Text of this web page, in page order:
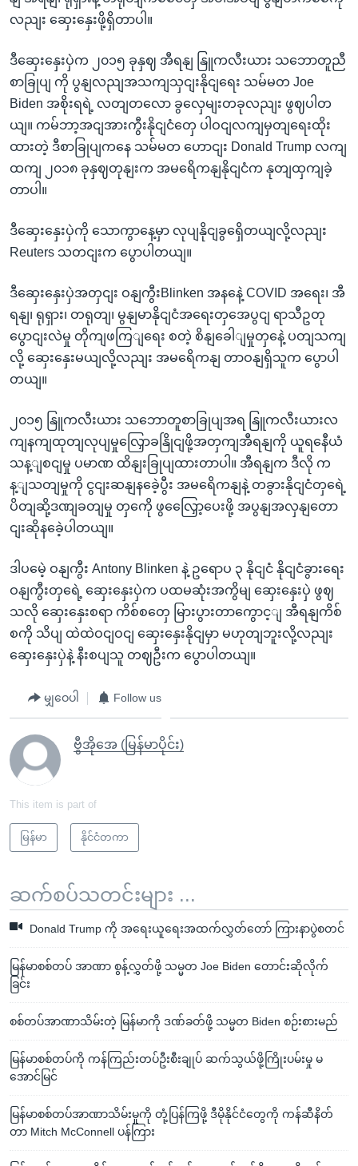
လညျး ဆှေးနှေးဖို့ရှိတာပါ။
ဒီဆှေးနှေးပှဲက ၂၀၁၅ ခုနှဈ အီရနျ နြူကလီးယား သဘောတူညီ
စာခြုပျ ကို ပွနျလညျအသကျသှငျးနိုငျရေး သမ်မတ Joe
Biden အစိုးရရဲ့ လတျတလော ခွလှေမျးတခုလညျး ဖွဈပါတ
ယျ။ ကမ်ဘာ့အငျအားကွီးနိုငျငံတှေ ပါဝငျလကျမှတျရေးထိုး
ထားတဲ့ ဒီစာခြုပျကနေ သမ်မတ ဟောငျး Donald Trump လကျ
ထကျ ၂၀၁၈ ခုနှဈတုနျးက အမရေိကနျနိုငျငံက နုတျထှကျခဲ့
တာပါ။
ဒီဆှေးနှေးပှဲကို သောကွာနေ့မှာ လုပျနိုငျခွရှေိတယျလို့လညျး
Reuters သတငျးက ပွောပါတယျ။
ဒီဆှေးနှေးပှဲအတှငျး ဝနျကွီးBlinken အနနေဲ့ COVID အရေး၊ အီ
ရနျ၊ ရုရှား၊ တရုတျ၊ မွနျမာနိုငျငံအရေးတှအေပွငျ ရာသီဥတု
ပွောငျးလဲမှု တိုကျဖကြျရေး စတဲ့ စိနျခေါျမှုတှနေဲ့ ပတျသကျ
လို့ ဆှေးနှေးမယျလို့လညျး အမရေိကနျ တာဝနျရှိသူက ပွောပါ
တယျ။
၂၀၁၅ နြူကလီးယား သဘောတူစာခြုပျအရ နြူကလီးယားလ
ကျနကျထုတျလုပျမှုလြှောခနြိုငျဖို့အတှကျအီရနျကို ယူရနေီယံ
သန့ျစငျမှု ပမာဏ ထိနျးခြုပျထားတာပါ။ အီရနျက ဒီလို က
န့ျသတျမှုကို ငွငျးဆနျနခေဲ့ပွီး အမရေိကနျနဲ့ တခွားနိုငျငံတှရေဲ့
ပိတျဆို့ဒဏျခတျမှု တှကေို ဖွလြှေော့ပေးဖို့ အပွနျအလှနျတော
ငျးဆိုနခေဲ့ပါတယျ။
ဒါပမေဲ့ ဝနျကွီး Antony Blinken နဲ့ ဥရောပ ၃ နိုငျငံ နိုငျငံခွားရေး
ဝနျကွီးတှရေဲ့ ဆှေးနှေးပှဲက ပထမဆုံးအကွိမျ ဆှေးနှေးပှဲ ဖွဈ
သလို ဆှေးနှေးစရာ ကိစ်စတှေ မြားပွားတာကွောင့ျ အီရနျကိစ်
စကို သိပျ ထဲထဲဝငျဝငျ ဆှေးနှေးနိုငျမှာ မဟုတျဘူးလို့လညျး
ဆှေးနှေးပှဲနဲ့ နီးစပျသူ တဈဦးက ပွောပါတယျ။
မျှဝေပါ Follow us
ဗွီအိုအေ (မြန်မာပိုင်း)
This item is part of
မြန်မာ နိုင်ငံတကာ
ဆက်စပ်သတင်းများ ...
Donald Trump ကို အရေးယူရေးအထက်လွှတ်တော် ကြားနာပွဲစတင်
မြန်မာစစ်တပ် အာဏာ စွန့်လွှတ်ဖို့ သမ္မတ Joe Biden တောင်းဆိုလိုက်
ခြင်း
စစ်တပ်အာဏာသိမ်းတဲ့ မြန်မာကို ဒဏ်ခတ်ဖို့ သမ္မတ Biden စဉ်းစားမည်
မြန်မာစစ်တပ်ကို ကန်ကြည်းတပ်ဦးစီးချုပ် ဆက်သွယ်ဖို့ကြိုးပမ်းမှု မ
အောင်မြင်
မြန်မာစစ်တပ်အာဏာသိမ်းမှုကို တုံ့ပြန်ကြဖို့ ဒီမိုနိုင်ငံတွေကို ကန်ဆီနိတ်
တာ Mitch McConnell ပန်ကြား